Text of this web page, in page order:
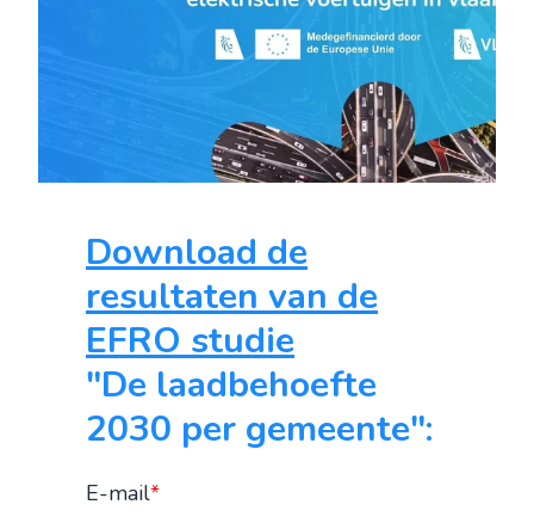
Download de
resultaten van de
EFRO studie
"De laadbehoefte
2030 per gemeente":
E-mail*